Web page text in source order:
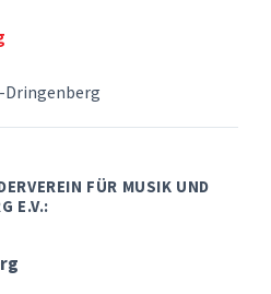
Dringenberg
FÜR MUSIK UND
E.V.: